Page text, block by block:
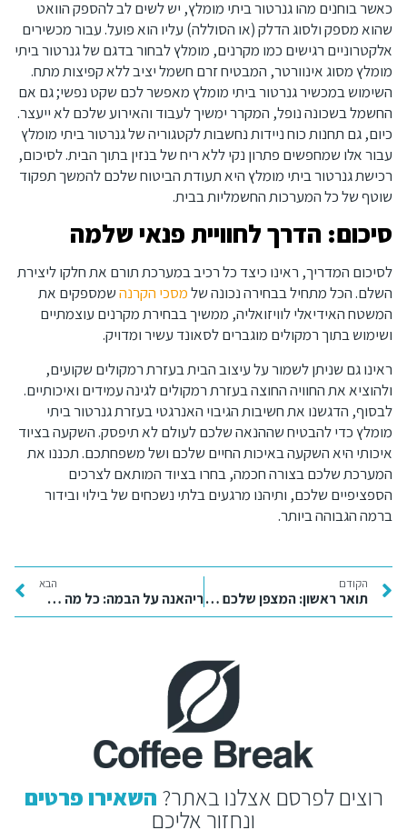
כאשר בוחנים מהו גנרטור ביתי מומלץ, יש לשים לב להספק הוואט
שהוא מספק ולסוג הדלק (או הסוללה) עליו הוא פועל. עבור מכשירים
אלקטרוניים רגישים כמו מקרנים, מומלץ לבחור בדגם של גנרטור ביתי
מומלץ מסוג אינוורטר, המבטיח זרם חשמל יציב ללא קפיצות מתח.
השימוש במכשיר גנרטור ביתי מומלץ מאפשר לכם שקט נפשי; גם אם
החשמל בשכונה נופל, המקרר ימשיך לעבוד והאירוע שלכם לא ייעצר.
כיום, גם תחנות כוח ניידות נחשבות לקטגוריה של גנרטור ביתי מומלץ
עבור אלו שמחפשים פתרון נקי ללא ריח של בנזין בתוך הבית. לסיכום,
רכישת גנרטור ביתי מומלץ היא תעודת הביטוח שלכם להמשך תפקוד
שוטף של כל המערכות החשמליות בבית.
סיכום: הדרך לחוויית פנאי שלמה
לסיכום המדריך, ראינו כיצד כל רכיב במערכת תורם את חלקו ליצירת
השלם. הכל מתחיל בבחירה נכונה שלמסכי הקרנהשמספקים את
המשטח האידיאלי לוויזואליה, ממשיך בבחירת מקרנים עוצמתיים
ושימוש בתוך רמקולים מוגברים לסאונד עשיר ומדויק.
ראינו גם שניתן לשמור על עיצוב הבית בעזרת רמקולים שקועים,
ולהוציא את החוויה החוצה בעזרת רמקולים לגינה עמידים ואיכותיים.
לבסוף, הדגשנו את חשיבות הגיבוי האנרגטי בעזרת גנרטור ביתי
מומלץ כדי להבטיח שההנאה שלכם לעולם לא תיפסק. השקעה בציוד
איכותי היא השקעה באיכות החיים שלכם ושל משפחתכם. תכננו את
המערכת שלכם בצורה חכמה, בחרו בציוד המותאם לצרכים
הספציפיים שלכם, ותיהנו מרגעים בלתי נשכחים של בילוי ובידור
ברמה הגבוהה ביותר.
הקודם
תואר ראשון: המצפן שלכם לבחירת קריירה מצליחה בעידן החדש
הבא
ריהאנה על הבמה: כל מה שצריך לדעת על רכישת כרטיסים למופע של פעם בחיים
רוצים לפרסם אצלנו באתר? השאירו פרטים
ונחזור אליכם